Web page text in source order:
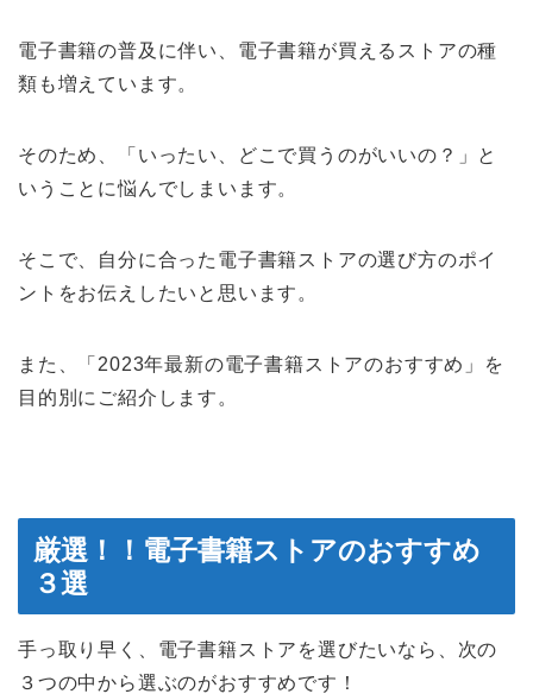
電子書籍の普及に伴い、電子書籍が買えるストアの種
類も増えています。
そのため、「いったい、どこで買うのがいいの？」と
いうことに悩んでしまいます。
そこで、自分に合った電子書籍ストアの選び方のポイ
ントをお伝えしたいと思います。
また、「2023年最新の電子書籍ストアのおすすめ」を
目的別にご紹介します。
厳選！！電子書籍ストアのおすすめ
３選
手っ取り早く、電子書籍ストアを選びたいなら、次の
３つの中から選ぶのがおすすめです！